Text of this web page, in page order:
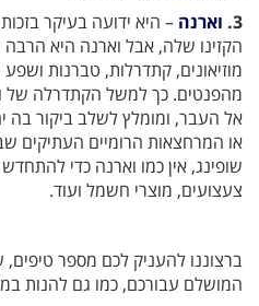
3. וארנה – היא ידועה בעיקר
הקזינו שלה, אבל וארנה היא
מוזיאונים, קתדרלות, טברנות
מהפנטים. כך למשל הקתדרלה של
אל העבר, ומומלץ לשלב ביקור
או המרחצאות הרומיים העתיקים
שופינג, אין כמו וארנה כדי
צעצועים, מוצרי חשמל ועוד.
ברצוננו להעניק לכם מספר טיפים,
המושלם עבורכם, כמו גם להנות